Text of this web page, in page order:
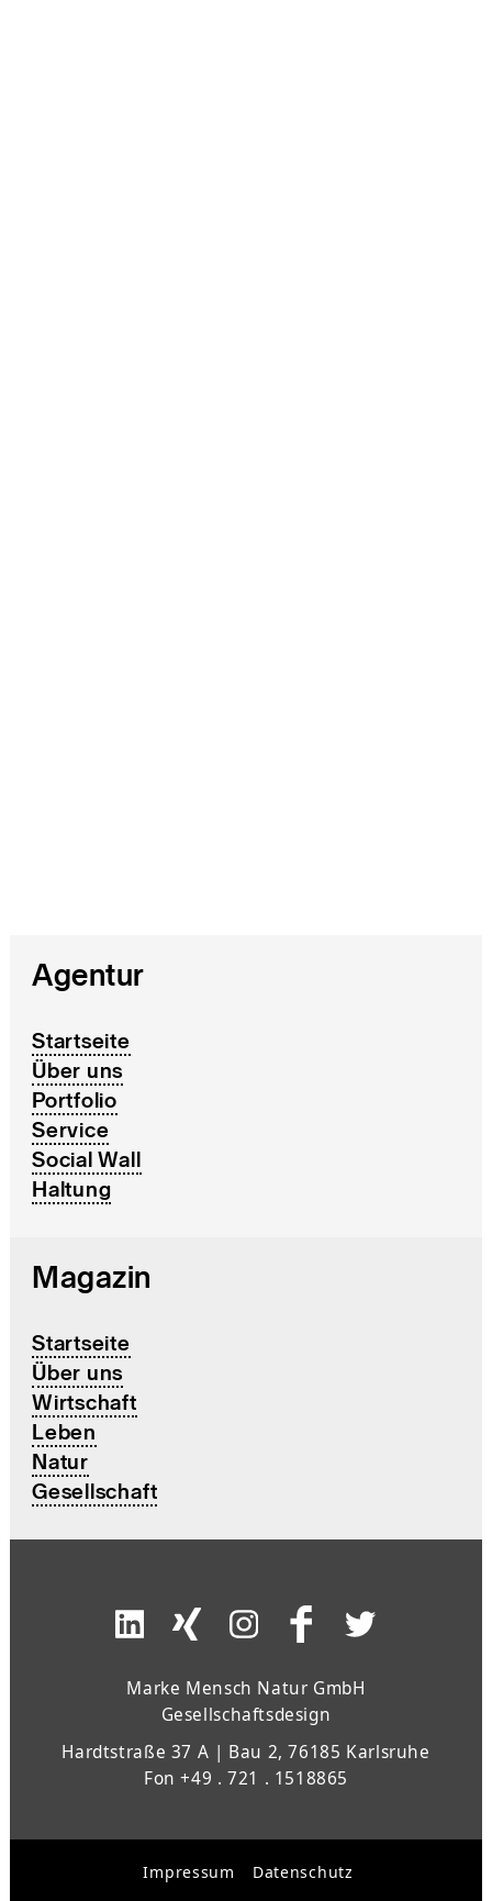
Agentur
Startseite
Über uns
Portfolio
Service
Social Wall
Haltung
Magazin
Startseite
Über uns
Wirtschaft
Leben
Natur
Gesellschaft
Marke Mensch Natur GmbH
Gesellschaftsdesign
Hardtstraße 37 A | Bau 2, 76185 Karlsruhe
Fon +49 . 721 . 1518865
Impressum Datenschutz